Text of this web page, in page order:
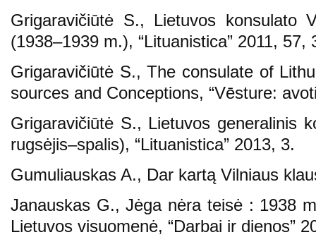
Grigaravičiūtė S., Lietuvos konsulato
(1938–1939 m.), “Lituanistica” 2011, 57,
Grigaravičiūtė S., The consulate of
sources and Conceptions, “Vēsture:
Grigaravičiūtė S., Lietuvos generalinis
rugsėjis–spalis), “Lituanistica” 2013, 3.
Gumuliauskas A., Dar kartą Vilniaus
Janauskas G., Jėga nėra teisė : 1938
Lietuvos visuomenė, “Darbai ir dienos”